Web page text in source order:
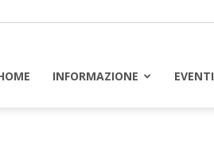
INFORMAZIONE EVENTI